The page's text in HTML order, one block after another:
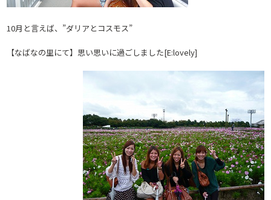
10月と言えば、”ダリアとコスモス”
【なばなの里にて】思い思いに過ごしました[E:lovely]